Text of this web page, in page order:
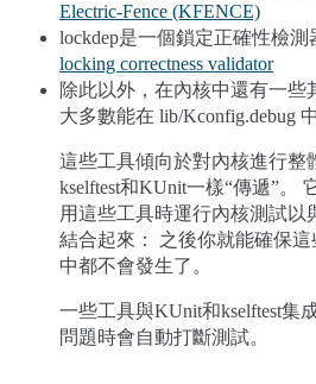
Electric-Fence (KFENCE)
lockdep是一個鎖定正確性檢測
locking correctness validator
除此以外，在內核中還有一些
大多數能在 lib/Kconfig.debug
這些工具傾向於對內核進行整
kselftest和KUnit一樣“傳遞”。
用這些工具時運行內核測試以
結合起來： 之後你就能確保
中都不會發生了。
一些工具與KUnit和kselftest集
問題時會自動打斷測試。